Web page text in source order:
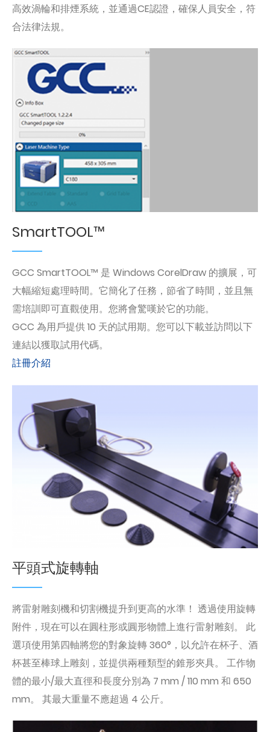
高效渦輪和排煙系統，並通過CE認證，確保人員安全，符
合法律法規。
SmartTOOL™
GCC SmartTOOL™ 是 Windows CorelDraw 的擴展，可
大幅縮短處理時間。它簡化了任務，節省了時間，並且無
需培訓即可直觀使用。您將會驚嘆於它的功能。
GCC 為用戶提供 10 天的試用期。您可以下載並訪問以下
連結以獲取試用代碼。
註冊介紹
平頭式旋轉軸
將雷射雕刻機和切割機提升到更高的水準！ 透過使用旋轉
附件，現在可以在圓柱形或圓形物體上進行雷射雕刻。 此
選項使用第四軸將您的對象旋轉 360°，以允許在杯子、酒
杯甚至棒球上雕刻，並提供兩種類型的錐形夾具。 工作物
體的最小/最大直徑和長度分別為 7 mm / 110 mm 和 650
mm。 其最大重量不應超過 4 公斤。